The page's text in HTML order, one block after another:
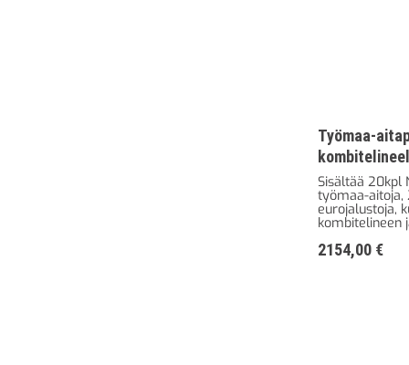
Työmaa-
Sisältää 20kpl
työmaa-aitoja,
eurojalustoja,
kombitelineen
2154,00 €